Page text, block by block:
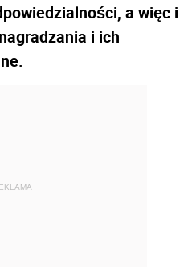
a więc i
i ich